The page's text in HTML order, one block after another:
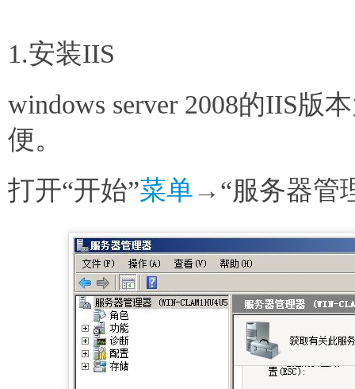
1.安装IIS
windows server 2008的IIS版
便。
打开“开始”菜单 →“服务器管